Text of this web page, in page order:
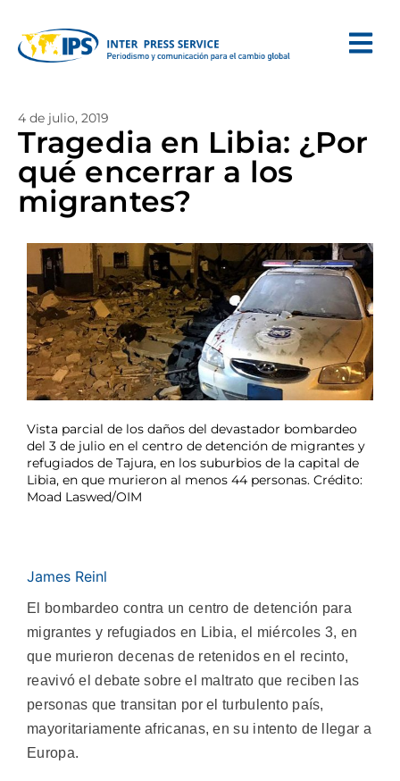
4 de julio, 2019
Tragedia en Libia: ¿Por
qué encerrar a los
migrantes?
Vista parcial de los daños del devastador bombardeo
del 3 de julio en el centro de detención de migrantes y
refugiados de Tajura, en los suburbios de la capital de
Libia, en que murieron al menos 44 personas. Crédito:
Moad Laswed/OIM
James Reinl
El bombardeo contra un centro de detención para
migrantes y refugiados en Libia, el miércoles 3, en
que murieron decenas de retenidos en el recinto,
reavivó el debate sobre el maltrato que reciben las
personas que transitan por el turbulento país,
mayoritariamente africanas, en su intento de llegar a
Europa.